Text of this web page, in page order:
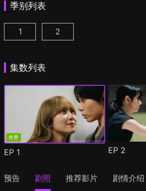
季别列表
彩香最爱弘子前辈 第1集
1 彩香最爱弘子前辈 第2季
2
集数列表
免费
EP 1 EP 2
预告 剧照 推荐影片 剧情介绍